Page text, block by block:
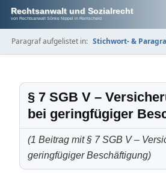
Rechtsanwalt und Sozialrecht
von Rechtsanwalt Sönke Nippel in Remscheid
Paragraf aufgelistet in: Stichwort- &
§ 7 SGB V –
bei geringfügiger
(1 Beitrag mit § 7 SGB V –
geringfügiger Beschäftigung)